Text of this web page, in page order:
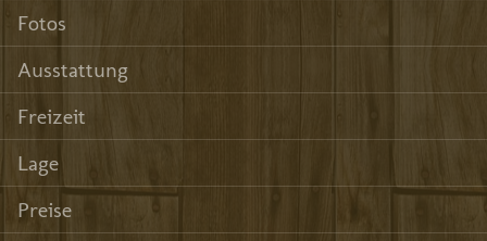
Fotos
Ausstattung
Freizeit
Lage
Preise